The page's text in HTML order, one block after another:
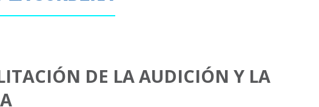
DE LA AUDICIÓN Y LA